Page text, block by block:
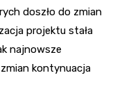
doszło do zmian
projektu stała
najnowsze
kontynuacja